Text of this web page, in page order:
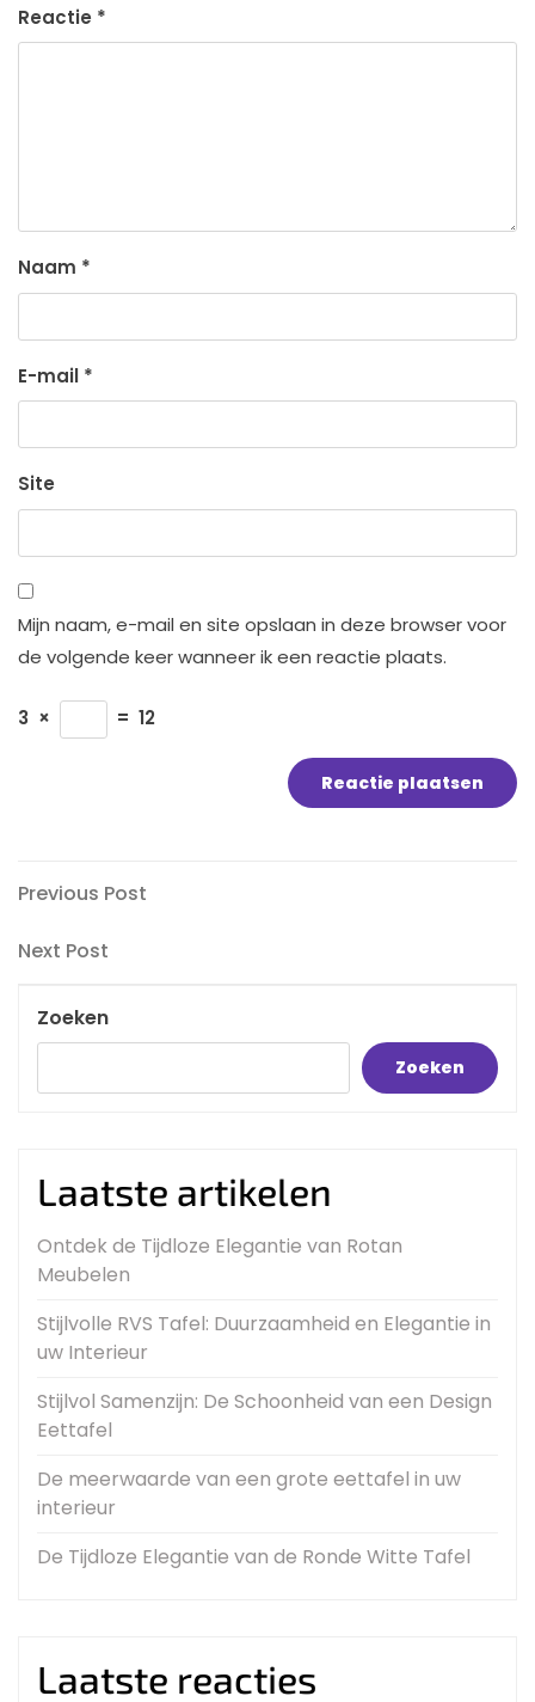
Reactie *
Naam *
E-mail *
Site
Mijn naam, e-mail en site opslaan in deze browser voor
de volgende keer wanneer ik een reactie plaats.
3 × = 12
Bericht
navigatie
Previous
Previous Post
Next
Next Post
Zoeken
Zoeken
Laatste artikelen
Ontdek de Tijdloze Elegantie van Rotan
Meubelen
Stijlvolle RVS Tafel: Duurzaamheid en Elegantie in
uw Interieur
Stijlvol Samenzijn: De Schoonheid van een Design
Eettafel
De meerwaarde van een grote eettafel in uw
interieur
De Tijdloze Elegantie van de Ronde Witte Tafel
Laatste reacties